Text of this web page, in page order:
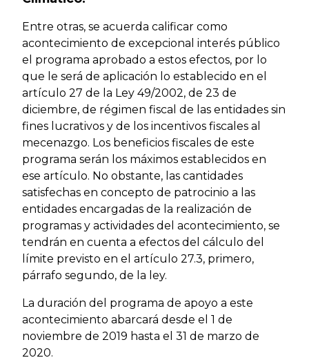
Entre otras, se acuerda calificar como
acontecimiento de excepcional interés público
el programa aprobado a estos efectos, por lo
que le será de aplicación lo establecido en el
artículo 27 de la Ley 49/2002, de 23 de
diciembre, de régimen fiscal de las entidades sin
fines lucrativos y de los incentivos fiscales al
mecenazgo. Los beneficios fiscales de este
programa serán los máximos establecidos en
ese artículo. No obstante, las cantidades
satisfechas en concepto de patrocinio a las
entidades encargadas de la realización de
programas y actividades del acontecimiento, se
tendrán en cuenta a efectos del cálculo del
límite previsto en el artículo 27.3, primero,
párrafo segundo, de la ley.
La duración del programa de apoyo a este
acontecimiento abarcará desde el 1 de
noviembre de 2019 hasta el 31 de marzo de
2020.